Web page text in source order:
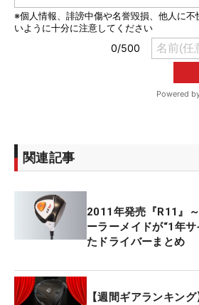
関連記事
2011年発売『R11』
ーラーメイドが“1年
たドライバーまとめ
【週間ギアランキン